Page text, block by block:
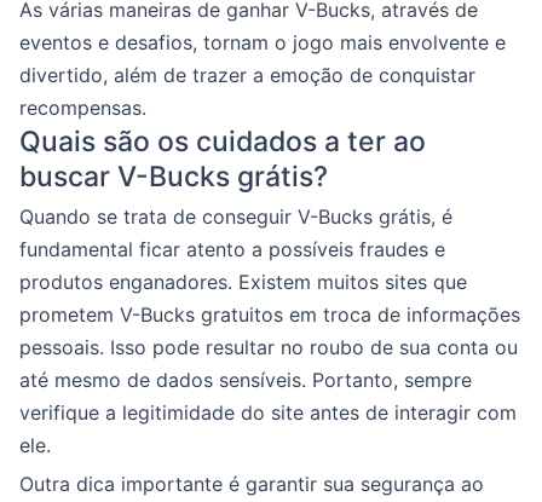
As várias maneiras de ganhar V-Bucks, através de
eventos e desafios, tornam o jogo mais envolvente e
divertido, além de trazer a emoção de conquistar
recompensas.
Quais são os cuidados a ter ao
buscar V-Bucks grátis?
Quando se trata de conseguir V-Bucks grátis, é
fundamental ficar atento a possíveis fraudes e
produtos enganadores. Existem muitos sites que
prometem V-Bucks gratuitos em troca de informações
pessoais. Isso pode resultar no roubo de sua conta ou
até mesmo de dados sensíveis. Portanto, sempre
verifique a legitimidade do site antes de interagir com
ele.
Outra dica importante é garantir sua segurança ao